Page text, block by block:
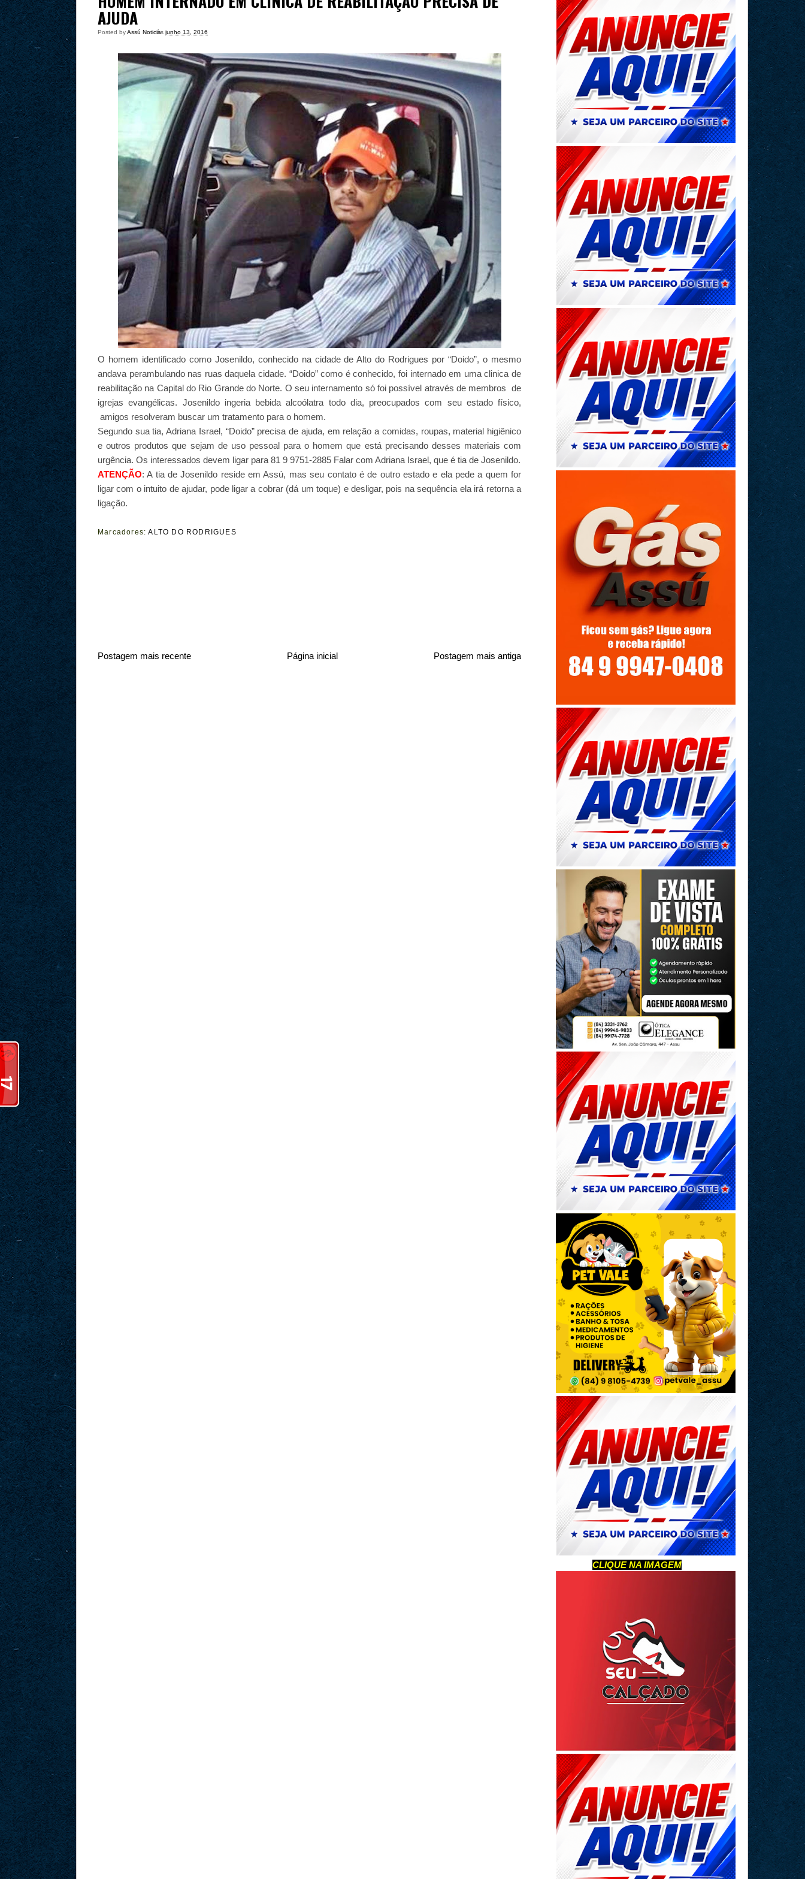
AJUDA
Posted byAssú Noticia
às junho 13, 2016
O homem identificado como Josenildo, conhecido na cidade de Alto do Rodrigues por “Doido”, o mesmo
andava perambulando nas ruas daquela cidade. “Doido” como é conhecido, foi internado em uma clinica de
reabilitação na Capital do Rio Grande do Norte. O seu internamento só foi possível através de membros de
igrejas evangélicas. Josenildo ingeria bebida alcoólatra todo dia, preocupados com seu estado físico,
amigos resolveram buscar um tratamento para o homem.
Segundo sua tia, Adriana Israel, “Doido” precisa de ajuda, em relação a comidas, roupas, material higiênico
e outros produtos que sejam de uso pessoal para o homem que está precisando desses materiais com
urgência. Os interessados devem ligar para 81 9 9751-2885 Falar com Adriana Israel, que é tia de Josenildo.
ATENÇÃO: A tia de Josenildo reside em Assú, mas seu contato é de outro estado e ela pede a quem for
ligar com o intuito de ajudar, pode ligar a cobrar (dá um toque) e desligar, pois na sequência ela irá retorna a
ligação.
Marcadores:ALTO DO RODRIGUES
Postagem mais recente Postagem mais antiga
Página inicial
CLIQUE NA IMAGEM